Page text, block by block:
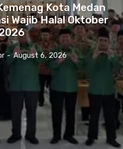
Kota Medan
Wajib Halal Oktober
- August 6, 2026